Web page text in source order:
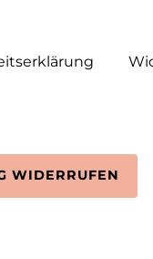
WIDERRUFEN